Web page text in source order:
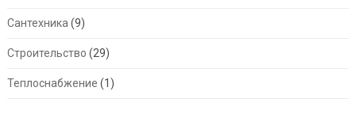
Сантехника (9)
Строительство (29)
Теплоснабжение (1)